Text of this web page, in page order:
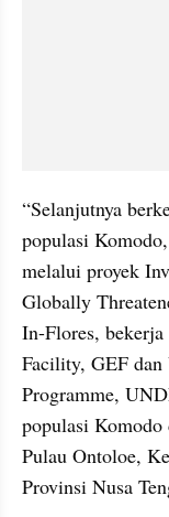
“Selanjutnya
populasi
melalui proyek
Globally
In-Flores,
Facility, GEF
Programme,
populasi
Pulau Ontoloe,
Provinsi Nusa